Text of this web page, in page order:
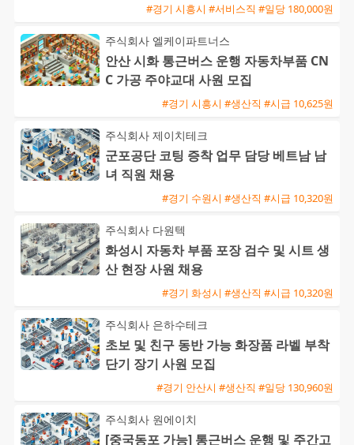
#경기 시흥시 #서비스직 #일당 180,000원
주식회사 엘케이파트너스
안산 시화 통근버스 운행 자동차부품 CN
C 가공 주야교대 사원 모집
#경기 시흥시 #생산직 #시급 10,625원
주식회사 제이치테크
군포공단 코팅 증착 업무 담당 베트남 남
녀 직원 채용
#경기 수원시 #생산직 #시급 10,320원
주식회사 다원텍
화성시 자동차 부품 포장 검수 및 시트 생
산 현장 사원 채용
#경기 화성시 #생산직 #시급 10,320원
주식회사 은하수테크
초보 및 친구 동반 가능 화장품 라벨 부착
단기 장기 사원 모집
#경기 안산시 #생산직 #일당 130,960원
주식회사 원에이치
[중국동포 가능] 통근버스 운행 및 주간고